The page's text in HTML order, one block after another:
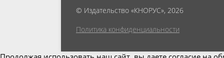
© Издательство «КНОРУС», 2026
Политика конфиденциальности